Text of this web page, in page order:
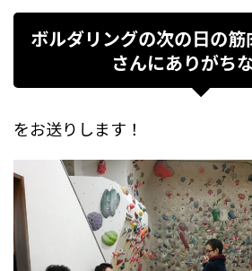
ボルダリングの次の日の
さんにありがち
をお送りします！